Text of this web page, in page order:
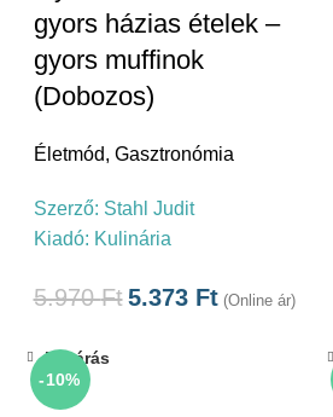
gyors házias ételek –
gyors muffinok
(Dobozos)
Életmód, Gasztronómia
Szerző: Stahl Judit
Kiadó: Kulinária
5.970Ft 5.373 Ft (Online ár)
-10%
Bezárás